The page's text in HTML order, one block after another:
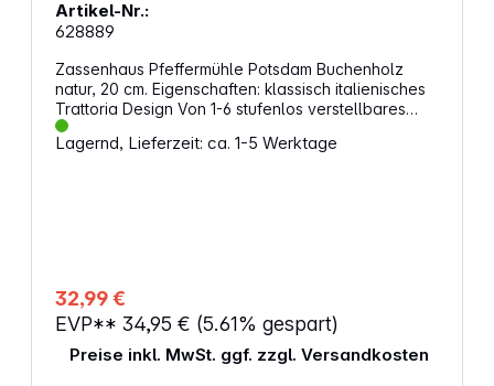
Artikel-Nr.:
628889
Zassenhaus Pfeffermühle Potsdam Buchenholz
natur, 20 cm. Eigenschaften: klassisch italienisches
Trattoria Design Von 1-6 stufenlos verstellbares
Keramik-Mahlwerk Höhe: 20 cm Ø: 5,6 cm
Gewicht: 0,42 kg Material: Buchenholz
Lagernd, Lieferzeit: ca. 1-5 Werktage
32,99 €
EVP** 34,95 € (5.61% gespart)
Preise inkl. MwSt. ggf. zzgl. Versandkosten